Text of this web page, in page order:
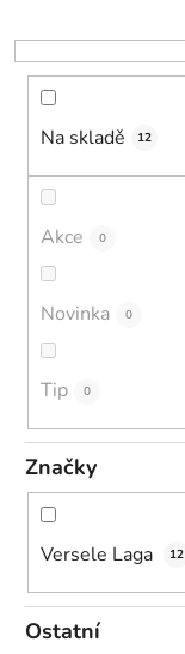
o
d
Na skladě 12
Akce 0
Novinka 0
Tip 0
Značky
Versele Laga 12
Ostatní